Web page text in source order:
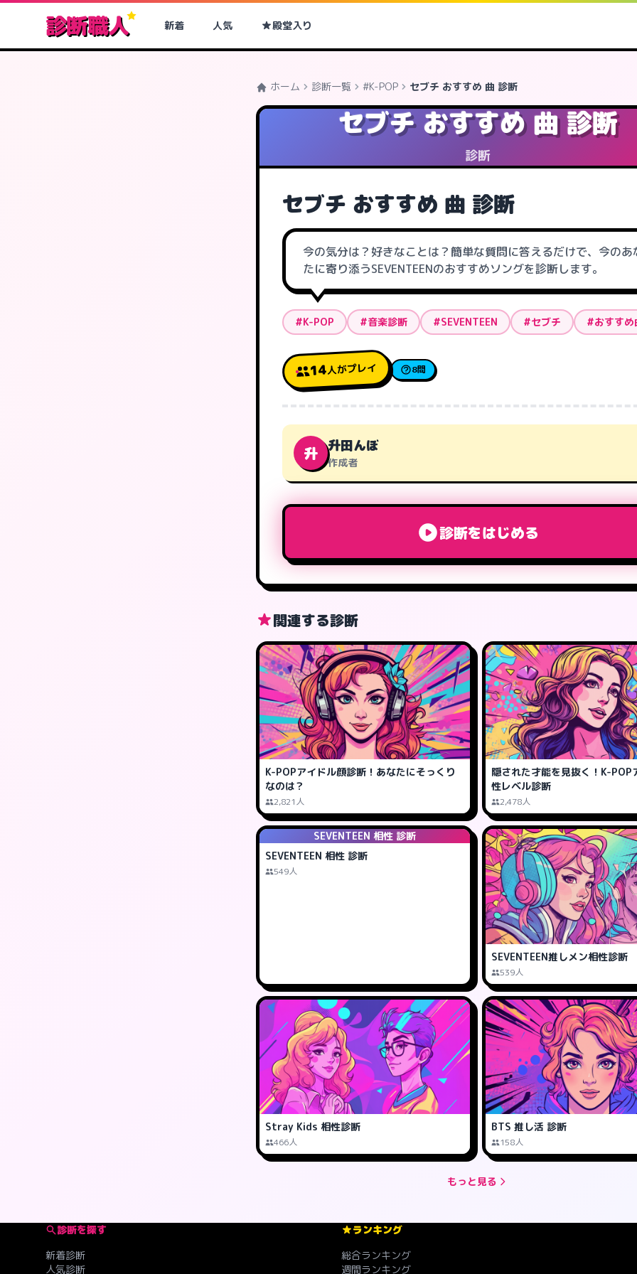
診断職人 新着 人気 殿堂入り
ホーム 診断一覧 #K-POP セブチ おすすめ 曲 診断
セブチ おすすめ 曲 診断
診断
セブチ おすすめ 曲 診断
今の気分は？好きなことは？簡単な質問に答えるだけで、今のあ
たに寄り添うSEVENTEENのおすすめソングを診断します。
#K-POP #音楽診断 #SEVENTEEN #セブチ #おすすめ
14人がプレイ 8問
升 升田んぼ
作成者
診断をはじめる
関連する診断
K-POPアイドル顔診断！あなたにそっくり
なのは？
2,821人
隠された才能を見抜く！K-POP
性レベル診断
2,478人
SEVENTEEN 相性 診断
SEVENTEEN 相性 診断
549人
SEVENTEEN推しメン相性診断
539人
Stray Kids 相性診断
466人
BTS 推し活 診断
158人
もっと見る
診断を探す
新着診断
人気診断
ランキング
総合ランキング
週間ランキング